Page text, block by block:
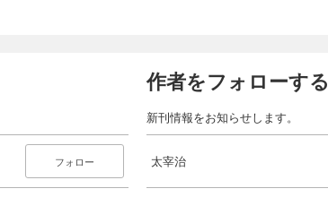
フォロー
作者をフォローする
新刊情報をお知らせします。
太宰治